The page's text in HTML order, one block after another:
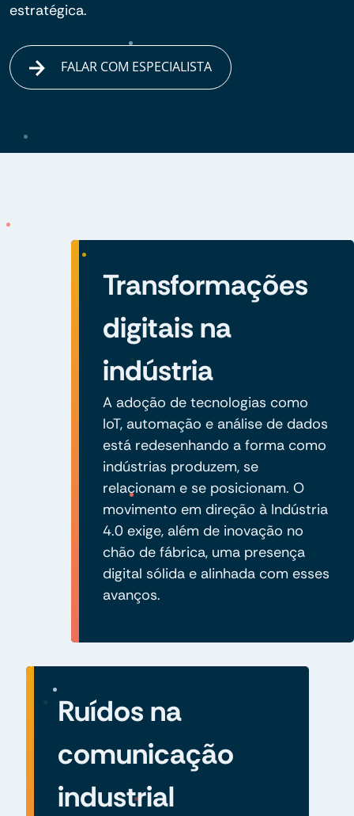
estratégica.
FALAR COM ESPECIALISTA
Transformações
digitais na
indústria
A adoção de tecnologias como
IoT, automação e análise de dados
está redesenhando a forma como
indústrias produzem, se
relacionam e se posicionam. O
movimento em direção à Indústria
4.0 exige, além de inovação no
chão de fábrica, uma presença
digital sólida e alinhada com esses
avanços.
Ruídos na
comunicação
industrial